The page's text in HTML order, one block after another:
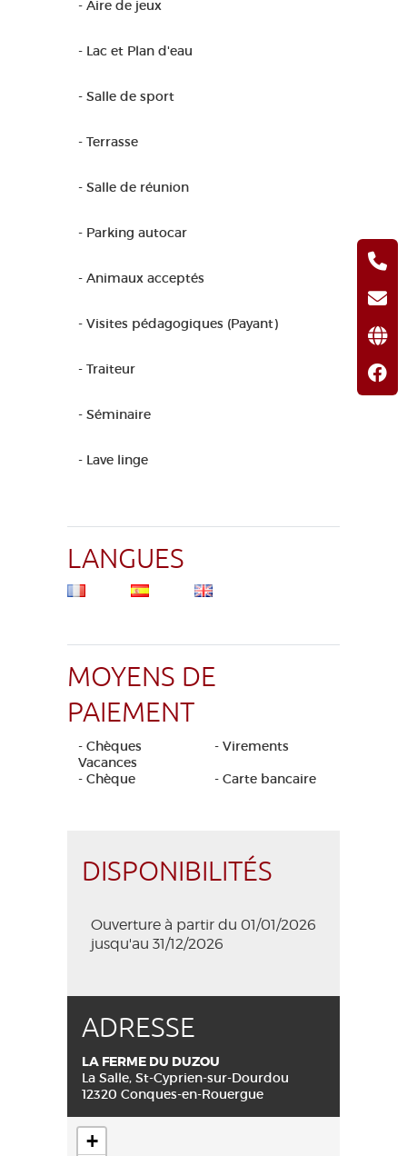
- Aire de jeux
- Lac et Plan d'eau
- Salle de sport
- Terrasse
- Salle de réunion
- Parking autocar
- Animaux acceptés
- Visites pédagogiques (Payant)
- Traiteur
- Séminaire
- Lave linge
LANGUES
MOYENS DE
PAIEMENT
- Chèques
Vacances
- Virements
- Chèque
- Carte bancaire
DISPONIBILITÉS
Ouverture à partir du 01/01/2026
jusqu'au 31/12/2026
ADRESSE
LA FERME DU DUZOU
La Salle, St-Cyprien-sur-Dourdou
12320 Conques-en-Rouergue
+